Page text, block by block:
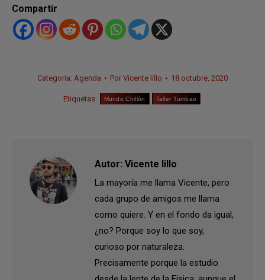
Compartir
Categoría: Agenda Por Vicente lillo 18 octubre, 2020
Etiquetas: Mundo Chillón Taller Tumbao
Autor: Vicente lillo
La mayoría me llama Vicente, pero
cada grupo de amigos me llama
como quiere. Y en el fondo da igual,
¿no? Porque soy lo que soy,
curioso por naturaleza.
Precisamente porque la estudio